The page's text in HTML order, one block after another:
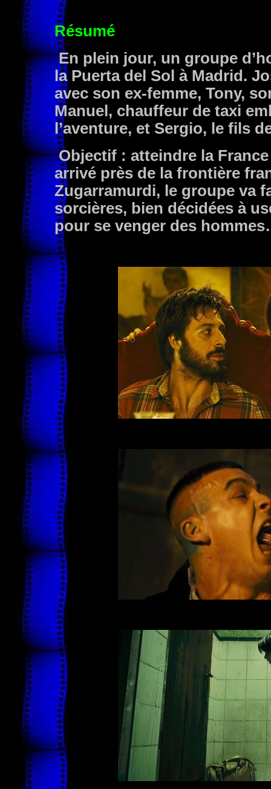
Résumé
En plein jour, un groupe
la Puerta del Sol à Madrid.
avec son ex-femme, Tony,
Manuel, chauffeur de taxi
l’aventure, et Sergio, le fils
Objectif : atteindre la
arrivé près de la frontière
Zugarramurdi, le groupe va
sorcières, bien décidées à
pour se venger des